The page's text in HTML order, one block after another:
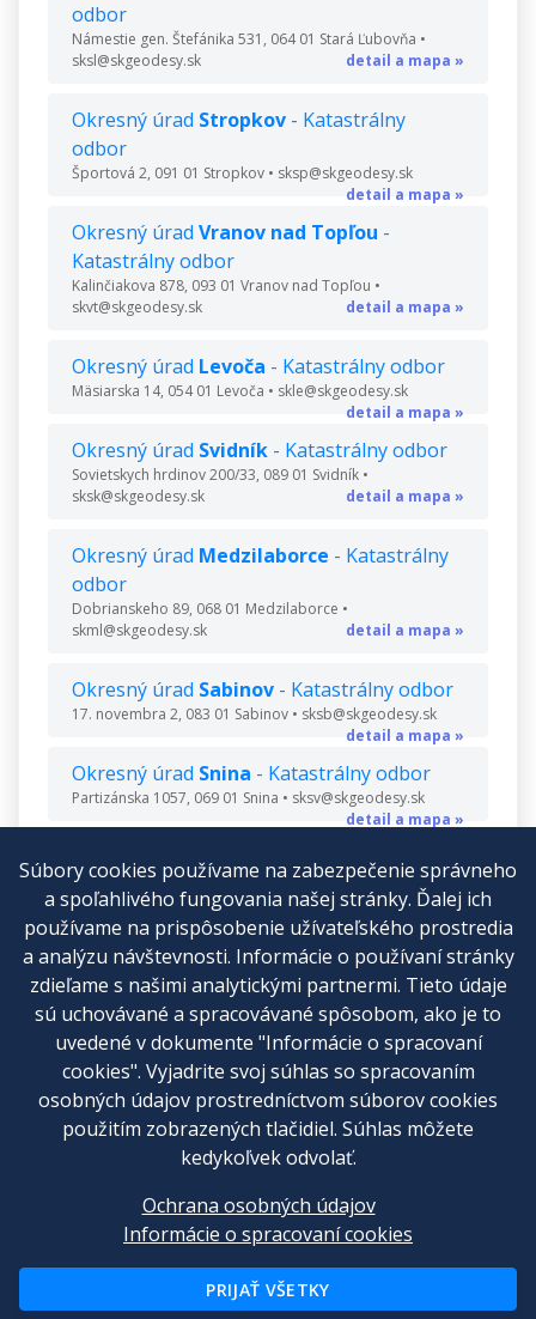
odbor
Námestie gen. Štefánika 531, 064 01 Stará Ľubovňa •
sksl@skgeodesy.sk
detail a mapa »
Okresný úrad Stropkov - Katastrálny
odbor
Športová 2, 091 01 Stropkov • sksp@skgeodesy.sk
detail a mapa »
Okresný úrad Vranov nad Topľou -
Katastrálny odbor
Kalinčiakova 878, 093 01 Vranov nad Topľou •
skvt@skgeodesy.sk
detail a mapa »
Okresný úrad Levoča - Katastrálny odbor
Mäsiarska 14, 054 01 Levoča • skle@skgeodesy.sk
detail a mapa »
Okresný úrad Svidník - Katastrálny odbor
Sovietskych hrdinov 200/33, 089 01 Svidník •
sksk@skgeodesy.sk
detail a mapa »
Okresný úrad Medzilaborce - Katastrálny
odbor
Dobrianskeho 89, 068 01 Medzilaborce •
skml@skgeodesy.sk
detail a mapa »
Okresný úrad Sabinov - Katastrálny odbor
17. novembra 2, 083 01 Sabinov • sksb@skgeodesy.sk
detail a mapa »
Okresný úrad Snina - Katastrálny odbor
Partizánska 1057, 069 01 Snina • sksv@skgeodesy.sk
detail a mapa »
Cenník
Kontakt
Všeobecné obchodné podmienky
Reklamačný poriadok
Ochrana osobných údajov
Súbory cookies používame na zabezpečenie správneho
a spoľahlivého fungovania našej stránky. Ďalej ich
používame na prispôsobenie užívateľského prostredia
a analýzu návštevnosti. Informácie o používaní stránky
zdieľame s našimi analytickými partnermi. Tieto údaje
sú uchovávané a spracovávané spôsobom, ako je to
uvedené v dokumente "Informácie o spracovaní
cookies". Vyjadrite svoj súhlas so spracovaním
osobných údajov prostredníctvom súborov cookies
použitím zobrazených tlačidiel. Súhlas môžete
kedykoľvek odvolať.
Ochrana osobných údajov
Informácie o spracovaní cookies
PRIJAŤ VŠETKY
© 2012 - 2026 Tlaciva-online.sk